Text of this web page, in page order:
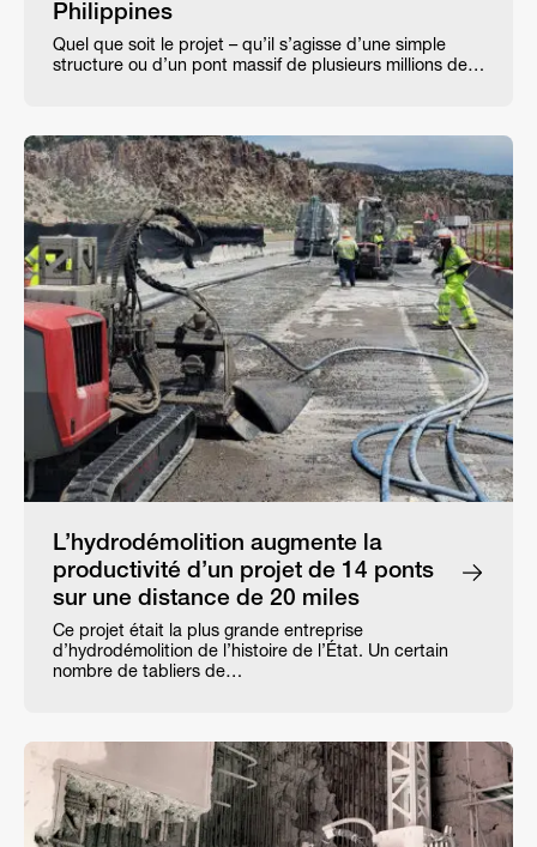
Philippines
Quel que soit le projet – qu’il s’agisse d’une simple
structure ou d’un pont massif de plusieurs millions de…
L’hydrodémolition augmente la
productivité d’un projet de 14 ponts
sur une distance de 20 miles
Ce projet était la plus grande entreprise
d’hydrodémolition de l’histoire de l’État. Un certain
nombre de tabliers de…